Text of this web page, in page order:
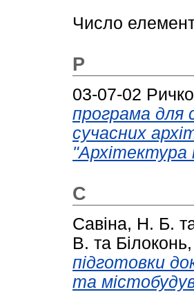
Число
Р
03-07-02
програма для
сучасних
"Архітектура
С
Савіна, Н. Б.
В. та
підготовки
та